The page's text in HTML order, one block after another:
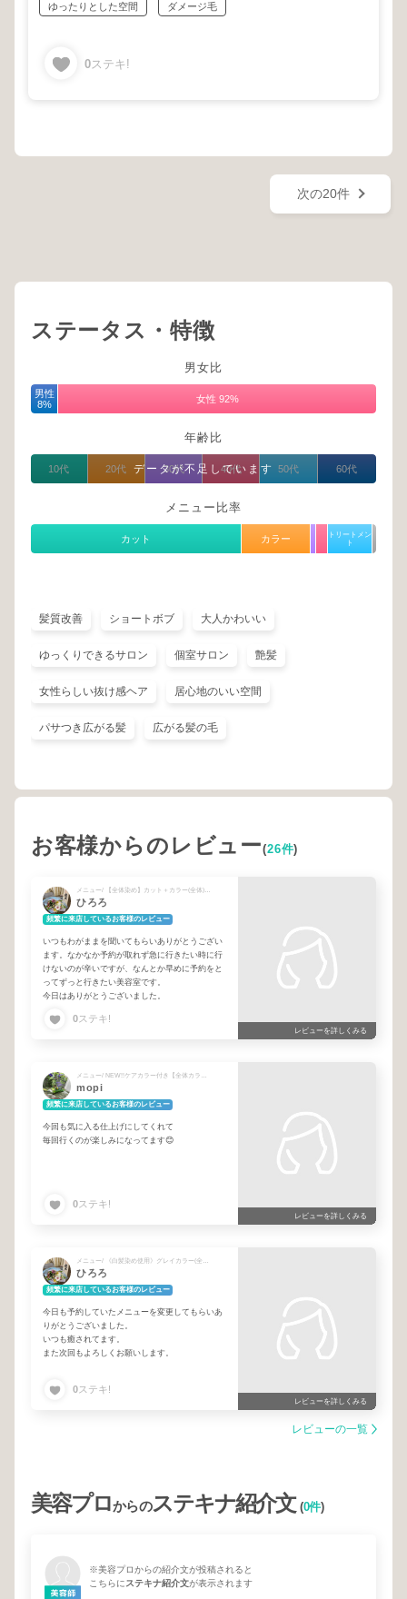
ゆったりとした空間 ダメージ毛
0ステキ!
次の20件
ステータス・特徴
男女比
男性
8%
女性 92%
年齢比
データが不足しています
10代 20代 30代 40代 50代 60代
メニュー比率
カット カラー
トリートメン
ト
髪質改善 ショートボブ 大人かわいい
ゆっくりできるサロン 個室サロン 艶髪
女性らしい抜け感ヘア 居心地のいい空間
パサつき広がる髪 広がる髪の毛
お客様からのレビュー(26件)
ひろろ
頻繁に来店しているお客様のレビュー
いつもわがままを聞いてもらいありがとうござい
ます。なかなか予約が取れず急に行きたい時に行
けないのが辛いですが、なんとか早めに予約をと
ってずっと行きたい美容室です。
今日はありがとうございました。
0ステキ!
レビューを詳しくみる
mopi
頻繁に来店しているお客様のレビュー
今回も気に入る仕上げにしてくれて
毎回行くのが楽しみになってます😊
0ステキ!
レビューを詳しくみる
ひろろ
頻繁に来店しているお客様のレビュー
今日も予約していたメニューを変更してもらいあ
りがとうございました。
いつも癒されてます。
また次回もよろしくお願いします。
0ステキ!
レビューを詳しくみる
レビューの一覧
美容プロからのステキナ紹介文(0件)
※美容プロからの紹介文が投稿されると
こちらにステキナ紹介文が表示されます